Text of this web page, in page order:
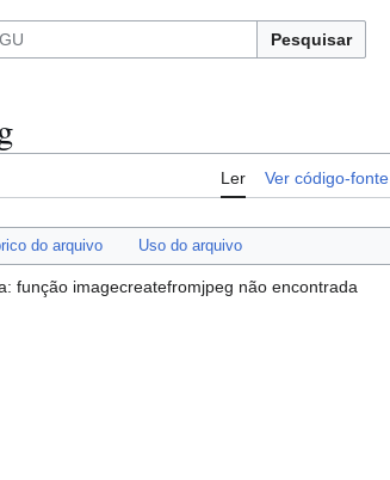
Pesquisar
Ler Ver código-fonte
do arquivo Uso do arquivo
função imagecreatefromjpeg não encontrada